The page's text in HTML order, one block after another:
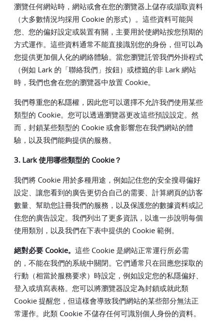
瀏覽任何網站時，網站或會在您的瀏覽器上儲存或擷取資料
（大多數情況均採用 Cookie 的形式）。這些資料可能與
您、您的偏好設定或裝置有關，主要用於使網站按您預期的
方式運作。這些資料通常不能直接識別您的身份，但可以為
您提供更加個人化的網絡體驗。當您瀏覽託管我們外掛程式
（例如 Lark 的「聯絡我們」按鈕）或標籤的非 Lark 網站
時，我們也會在您的瀏覽器中放置 Cookie。
我們尊重您的私隱權，因此您可以選擇不允許我們使用某些
類型的 Cookie。您可以透過瀏覽器更改這些預設設定。然
而，封鎖某些類型的 Cookie 或會影響您在我們網站的體
驗，以及我們能夠提供的服務。
3. Lark 使用哪些類型的 Cookie？
我們將 Cookie 用於多種用途，例如記住您的安全搜尋偏好
設定、讓您看到的廣告更切合自己的需要、計算網頁的訪客
數量、幫助您註冊我們的服務，以及保護您的數據資料或記
住您的廣告設定。我們列出了更多資訊，以進一步說明每個
使用類別，以及我們在下表中提供的 Cookie 範例。
絕對必要 Cookie。 這些 Cookie 是網站正常運行所必需
的，不能在我們的系統中關閉。它們通常只在回應您採取的
行動（相當於服務要求）時設定，例如設定您的私隱偏好、
登入或填寫表格。您可以將瀏覽器設定為封鎖或就此類
Cookie 提醒您，但這樣會導致我們網站的某些部分無法正
常運作。此類 Cookie 不儲存任何可識別個人身份的資料。